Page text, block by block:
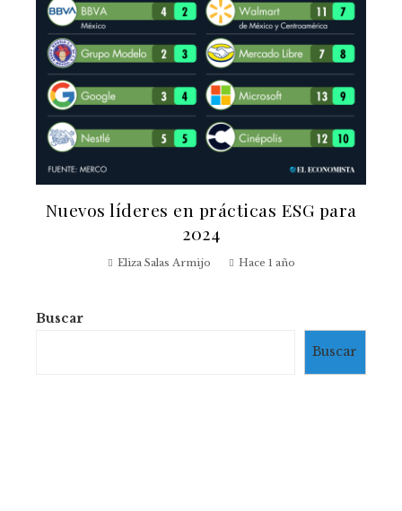
Nuevos líderes en prácticas ESG para
2024
Eliza Salas Armijo Hace 1 año
Buscar
Buscar